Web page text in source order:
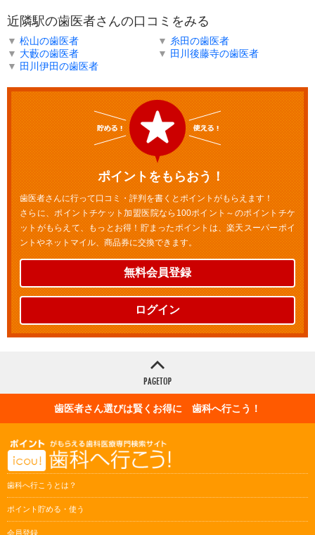
近隣駅の歯医者さんの口コミをみる
▼ 松山の歯医者 ▼ 糸田の歯医者
▼ 大藪の歯医者 ▼ 田川後藤寺の歯医者
▼ 田川伊田の歯医者
ポイントをもらおう！
歯医者さんに行って口コミ・評判を書くとポイントがもらえます！
さらに、ポイントチケット加盟医院なら100ポイント～のポイントチケ
ットがもらえて、もっとお得！貯まったポイントは、楽天スーパーポイ
ントやネットマイル、商品券に交換できます。
無料会員登録
ログイン
歯医者さん選びは賢くお得に 歯科へ行こう！
歯科へ行こうとは？
ポイント貯める・使う
会員登録